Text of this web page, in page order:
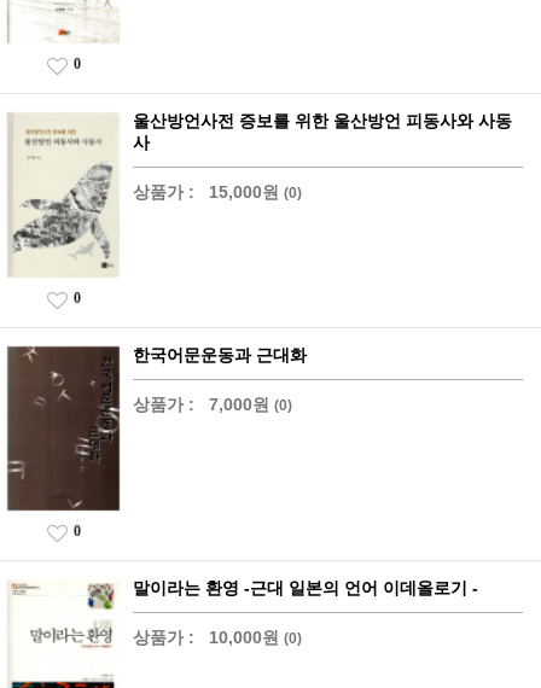
0
울산방언사전 증보를 위한 울산방언 피동사와 사동
사
상품가 : 15,000원 (0)
0
한국어문운동과 근대화
상품가 : 7,000원 (0)
0
말이라는 환영 -근대 일본의 언어 이데올로기 -
상품가 : 10,000원 (0)